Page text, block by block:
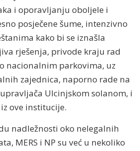
i oporavljanju oboljele i
posječene šume, intenzivno
kako bi se iznašla
rješenja, privode kraju rad
nacionalnim parkovima, uz
zajednica, naporno rade na
Ulcinjskom solanom, i
ove institucije.
nadležnosti oko nelegalnih
MERS i NP su već u nekoliko